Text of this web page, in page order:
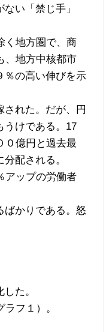
い「禁じ手」
く地方圏で、商
、地方中核都市
％の高い伸びを示
れた。だが、円
うけである。17
０億円と過去最
配される。
アップの労働者
かりである。怒
た。
フ１）。